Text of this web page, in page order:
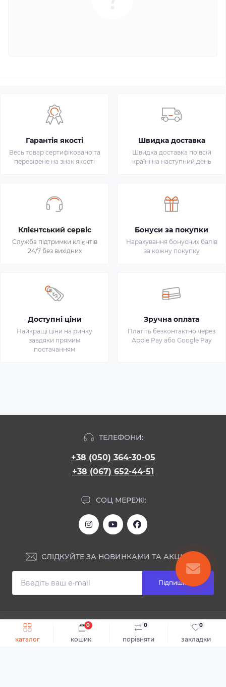
каталог порівняти
0
закладки
0
кошик
0
Швидке замовлення До кошика
Гарантія якості
Весь товар сертифіковано та
перевірене на знак якості
Швидка доставка
Швидка доставка по всій
країні на наступний день
Клієнтський сервіс
Служба підтримки клієнтів
24/7 без вихідних
Бонуси за покупки
Нарахування бонусних балів
за кожну покупку
Доступні ціни
Найкращі ціни на ринку
завдяки прямим
постачанням
Зручна оплата
Платіть безконтактно через
Apple Pay або Google Pay
ТЕЛЕФОНИ:
+38 (050) 364-30-05
+38 (067) 652-44-51
СОЦ МЕРЕЖІ:
СЛІДКУЙТЕ ЗА НОВИНКАМИ ТА АКЦІЯМИ:
Підпишіться
ІНФОРМАЦІЯ